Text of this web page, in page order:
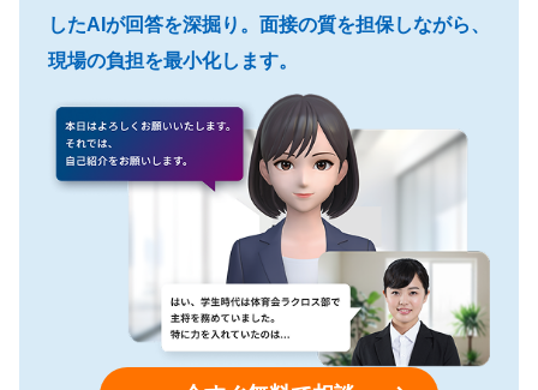
したAIが回答を深掘り。面接の質を担保しながら、
現場の負担を最小化します。